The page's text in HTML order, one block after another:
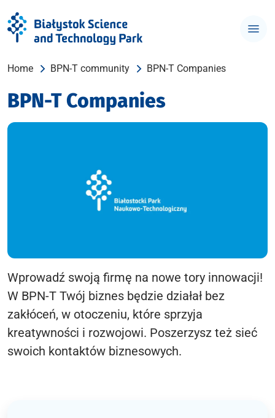
Home BPN-T community BPN-T Companies
BPN-T Companies
Wprowadź swoją firmę na nowe tory innowacji!
W BPN-T Twój biznes będzie działał bez
zakłóceń, w otoczeniu, które sprzyja
kreatywności i rozwojowi. Poszerzysz też sieć
swoich kontaktów biznesowych.